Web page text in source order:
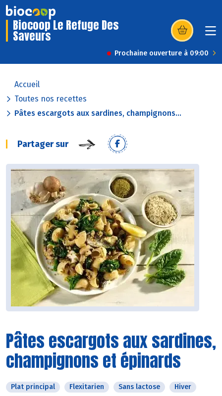
Biocoop Le Refuge Des
Saveurs (s’ouvre dans
Prochaine ouverture à 09:00
Accueil
Toutes nos recettes
Pâtes escargots aux sardines, champignons...
Partager sur
Pâtes escargots aux sardines,
champignons et épinards
Plat principal Flexitarien Sans lactose
Hiver